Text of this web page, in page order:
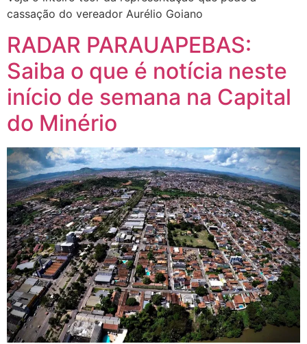
cassação do vereador Aurélio Goiano
RADAR PARAUAPEBAS:
Saiba o que é notícia neste
início de semana na Capital
do Minério